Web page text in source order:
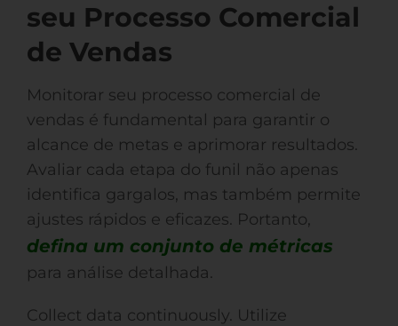
seu Processo Comercial
de Vendas
Monitorar seu processo comercial de
vendas é fundamental para garantir o
alcance de metas e aprimorar resultados.
Avaliar cada etapa do funil não apenas
identifica gargalos, mas também permite
ajustes rápidos e eficazes. Portanto,
defina um conjunto de métricas
para análise detalhada.
Collect data continuously. Utilize